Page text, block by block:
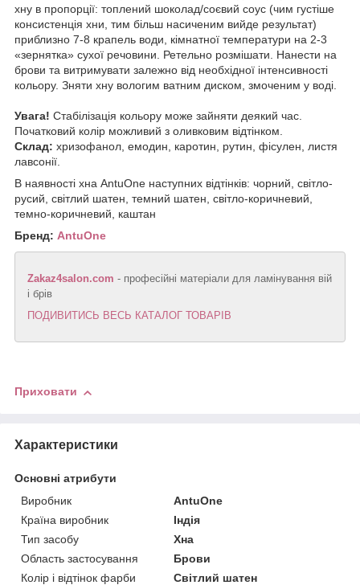
хну в пропорції: топлений шоколад/соєвий соус (чим густіше
консистенція хни, тим більш насиченим вийде результат)
приблизно 7-8 крапель води, кімнатної температури на 2-3
«зернятка» сухої речовини. Ретельно розмішати. Нанести на
брови та витримувати залежно від необхідної інтенсивності
кольору. Зняти хну вологим ватним диском, змоченим у воді.
Увага! Стабілізація кольору може зайняти деякий час.
Початковий колір можливий з оливковим відтінком.
Склад: хризофанол, емодин, каротин, рутин, фісулен, листя
лавсонії.
В наявності хна AntuOne наступних відтінків: чорний, світло-
русий, світлий шатен, темний шатен, світло-коричневий,
темно-коричневий, каштан
Бренд: AntuOne
Zakaz4salon.com - професійні матеріали для ламінування вій
і брів
ПОДИВИТИСЬ ВЕСЬ КАТАЛОГ ТОВАРІВ
Приховати
Характеристики
Основні атрибути
Виробник
AntuOne
Країна виробник
Індія
Тип засобу
Хна
Область застосування
Брови
Колір і відтінок фарби
Світлий шатен